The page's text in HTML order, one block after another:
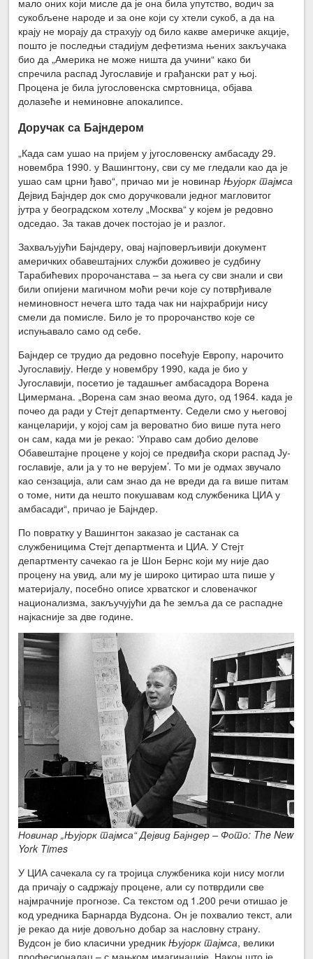
мало оних који мисле да је она била упутство, водич за
сукобљене народе и за оне који су хтели сукоб, а да на
крају не морају да страхују од било какве америчке акци­је,
пошто је последњи стадијум дефетизма њених закључака
био да „Америка не може ништа да учини“ како би
спречила распад Југославије и грађански рат у њој.
Процена је била југословенска смртовница, објава
долазеће и неминовне апокалипсе.
Доручак са Бајндером
„Када сам ушао на пријем у југословенску амбасаду 29.
новембра 1990. у Вашингтону, сви су ме гледали као да је
ушао сам црни ђаво“, причао ми је новинарЊујорк тајмса
Дејвид Бајндер док смо доручковали једног ма­гловитог
јутра у београдском хотелу „Москва“ у којем је редовно
одседао. За такав дочек постојао је и разлог.
Захваљујући Бајндеру, овај најповерљивији документ
америчких обавештајних служби доживео је судбину
Тарабићевих пророчанстава – за њега су сви знали и сви
били опијени магичном моћи речи које су потврђивале
неми­новност нечега што тада чак ни најхрабрији нису
смели да помисле. Било је то пророчанство које се
испуњавало само од себе.
Бајндер се трудио да редовно посећује Европу, нарочито
Југославију. Негде у новембру 1990, када је био у
Југославији, посетио је тадашњег ам­басадора Ворена
Цимермана. „Ворена сам знао веома дуго, од 1964. када је
почео да ради у Стејт департменту. Седели смо у његовој
канцеларији, у којој сам ја вероватно био више пута него
он сам, када ми је рекао: ‘Управо сам добио делове
Обавештајне процене у којој се предвиђа скори распад Ју­
гославије, али ја у то не верујем’. То ми је одмах звучало
као сензација, али сам знао да не вреди да га више питам
о томе, нити да нешто покушавам код службеника ЦИА у
амбасади“, причао је Бајндер.
По повратку у Вашингтон заказао је састанак са
службеницима Стејт де­партмента и ЦИА. У Стејт
департменту сачекао га је Шон Бернс који му није дао
процену на увид, али му је широко цитирао шта пише у
материјалу, посебно описе хрватског и словеначког
национализма, закључујући да ће земља да се распадне
најкасније за две године.
Новинар „Њујорк тајмса“ Дејвид Бајндер – Фото: The New
York Times
У ЦИА сачекала су га тројица службеника који нису могли
да причају о садржају процене, али су потврдили све
најмрачније прогнозе. Са текстом од 1.200 речи отишао је
код уредника Барнарда Вудсона. Он је похвалио текст, али
је рекао да није довољно добар за насловну страну.
Вудсон је био класични уредникЊујорк тајмса, велики